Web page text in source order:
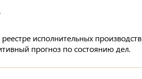
исполнительных производств
прогноз по состоянию дел.